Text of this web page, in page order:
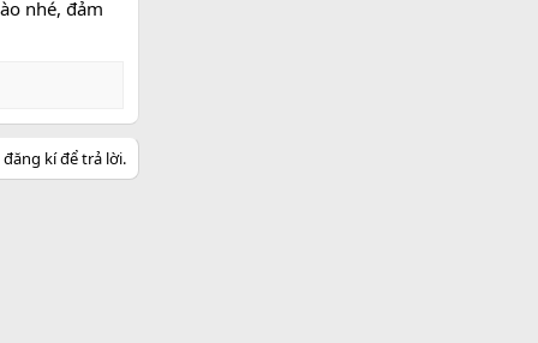
nhé, đảm
kí để trả lời.